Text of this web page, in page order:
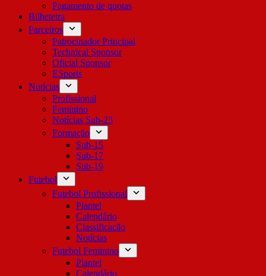
Pagamento de quotas
Bilheteira
Parceiros
Patrocinador Principal
Technical Sponsor
Oficial Sponsor
ESports
Notícias
Profissional
Feminino
Notícias Sub-23
Formação
Sub-15
Sub-17
Sub-19
Futebol
Futebol Profissional
Plantel
Calendário
Classificação
Notícias
Futebol Feminino
Plantel
Calendário